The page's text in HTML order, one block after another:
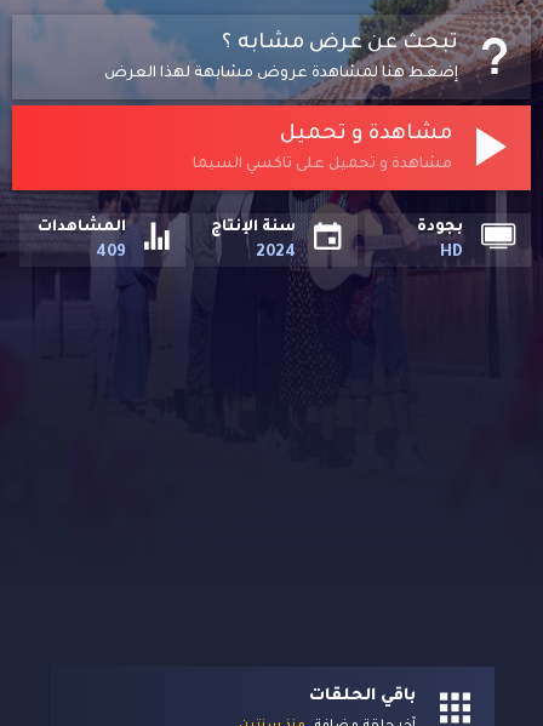
تبحث عن عرض مشابه ؟
إضغط هنا لمشاهدة عروض مشابهة لهذا العرض
مشاهدة و تحميل
مشاهدة و تحميل على تاكسي السيما
بجودة
HD
سنة الإنتاج
2024
المشاهدات
409
باقي الحلقات